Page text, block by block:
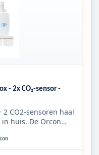
- 2x CO₂-sensor -
2 CO2-sensoren haal
huis. De Orcon